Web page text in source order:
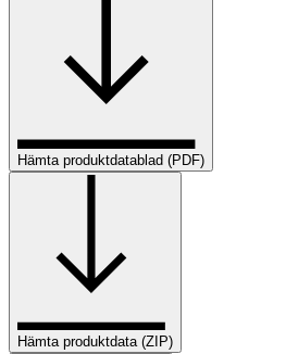
Hämta produktdatablad (PDF)
Hämta produktdata (ZIP)